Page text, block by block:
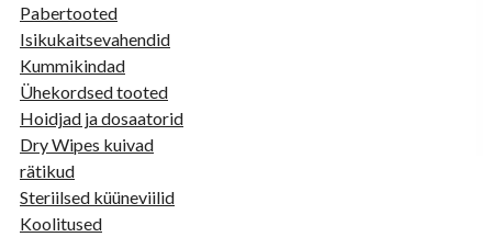
Pabertooted
Isikukaitsevahendid
Kummikindad
Ühekordsed tooted
Hoidjad ja dosaatorid
Dry Wipes kuivad
rätikud
Steriilsed küüneviilid
Koolitused